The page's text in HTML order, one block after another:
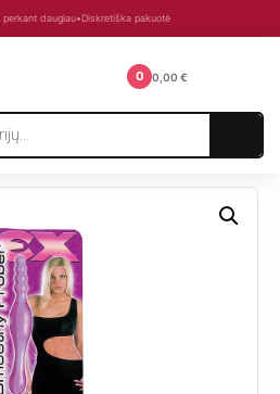
perkant daugiau•Diskretiška pakuotė
0 0,00 €